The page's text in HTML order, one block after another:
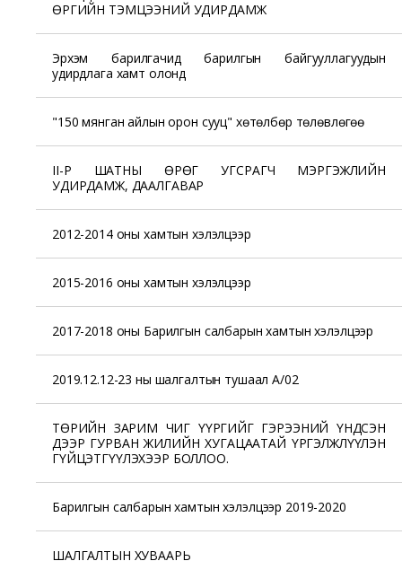
ӨРГИЙН ТЭМЦЭЭНИЙ УДИРДАМЖ
Эрхэм барилгачид барилгын байгууллагуудын
удирдлага хамт олонд
"150 мянган айлын орон сууц" хөтөлбөр төлөвлөгөө
II-Р ШАТНЫ ӨРӨГ УГСРАГЧ МЭРГЭЖЛИЙН
УДИРДАМЖ, ДААЛГАВАР
2012-2014 оны хамтын хэлэлцээр
2015-2016 оны хамтын хэлэлцээр
2017-2018 оны Барилгын салбарын хамтын хэлэлцээр
2019.12.12-23 ны шалгалтын тушаал А/02
ТӨРИЙН ЗАРИМ ЧИГ ҮҮРГИЙГ ГЭРЭЭНИЙ ҮНДСЭН
ДЭЭР ГУРВАН ЖИЛИЙН ХУГАЦААТАЙ ҮРГЭЛЖЛҮҮЛЭН
ГҮЙЦЭТГҮҮЛЭХЭЭР БОЛЛОО.
Барилгын салбарын хамтын хэлэлцээр 2019-2020
ШАЛГАЛТЫН ХУВААРЬ